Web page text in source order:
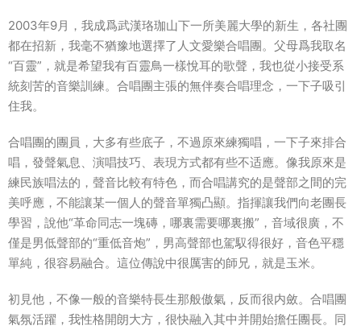
2003年9月，我成爲武漢珞珈山下一所美麗大學的新生，各社團
都在招新，我毫不猶豫地選擇了人文愛樂合唱團。 父母爲我取名
“百靈”，就是希望我有百靈鳥一樣悅耳的歌聲，我也從小接受系
統刻苦的音樂訓練。合唱團主張的無伴奏合唱理念，一下子吸引
住我。
合唱團的團員，大多有些底子，不過原來練獨唱，一下子來排合
唱，發聲氣息、演唱技巧、表現方式都有些不适應。像我原來是
練民族唱法的，聲音比較有特色，而合唱講究的是聲部之間的完
美呼應，不能讓某一個人的聲音單獨凸顯。指揮讓我們向老團長
學習，說他“革命同志一塊磚，哪裏需要哪裏搬”，音域很廣，不
僅是男低聲部的“重低音炮”，男高聲部也駕馭得很好，音色平穩
單純 ，很容易融合。這位傳說中很厲害的師兄，就是玉米。
初見他，不像一般的音樂特長生那般傲氣，反而很内斂。合唱團
氣氛活躍，我性格開朗大方，很快融入其中并開始擔任團長。同